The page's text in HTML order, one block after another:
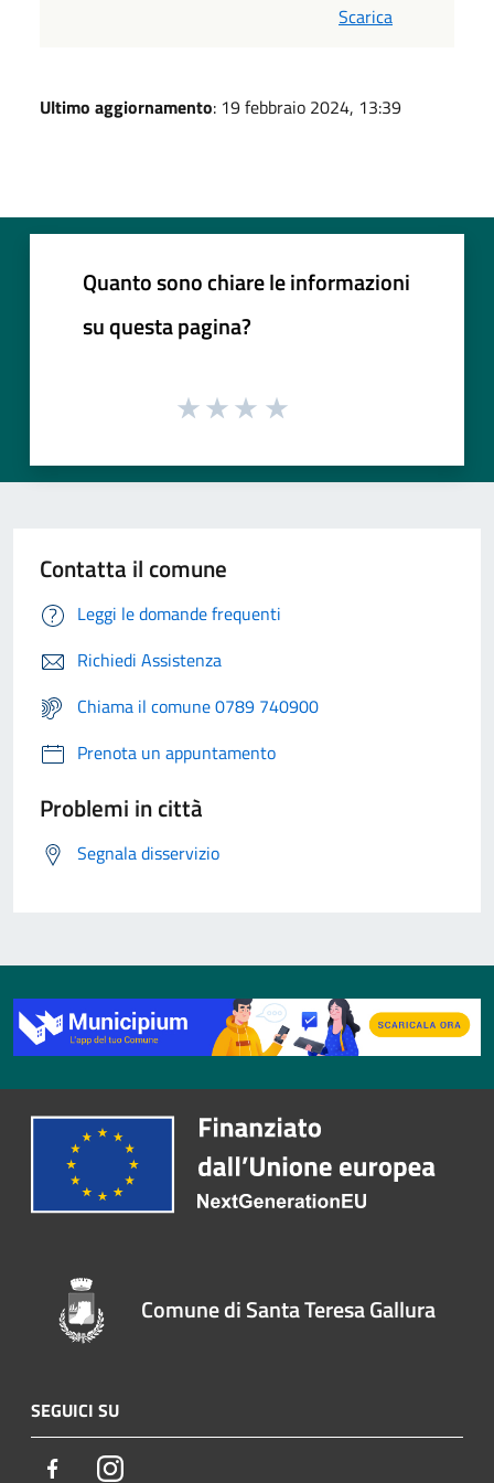
Scarica
Ultimo aggiornamento: 19 febbraio 2024, 13:39
Quanto sono chiare le informazioni
su questa pagina?
Contatta il comune
Leggi le domande frequenti
Richiedi Assistenza
Chiama il comune 0789 740900
Prenota un appuntamento
Problemi in città
Segnala disservizio
Comune di Santa Teresa Gallura
SEGUICI SU
FacebookInstagram